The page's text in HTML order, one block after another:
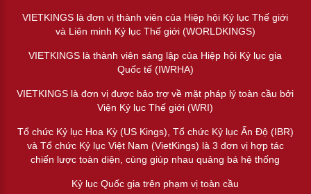
VIETKINGS là đơn vị thành viên của Hiệp hội Kỷ lục Thế giới
và Liên minh Kỷ lục Thế giới (WORLDKINGS)
VIETKINGS là thành viên sáng lập của Hiệp hội Kỷ lục gia
Quốc tế (IWRHA)
VIETKINGS là đơn vị được bảo trợ về mặt pháp lý toàn cầu bởi
Viện Kỷ lục Thế giới (WRI)
Tổ chức Kỷ lục Hoa Kỳ (US Kings), Tổ chức Kỷ lục Ấn Độ (IBR)
và Tổ chức Kỷ lục Việt Nam (VietKings) là 3 đơn vị hợp tác
chiến lược toàn diện, cùng giúp nhau quảng bá hệ thống
Kỷ lục Quốc gia trên phạm vị toàn cầu